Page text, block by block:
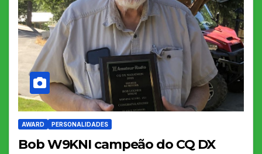
AWARD PERSONALIDADES
Bob W9KNI campeão do CQ DX